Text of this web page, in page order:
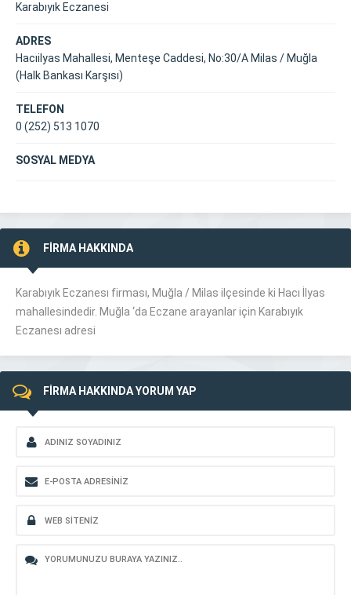
Karabıyık Eczanesi
ADRES
Hacıilyas Mahallesi, Menteşe Caddesi, No:30/A Milas / Muğla
(Halk Bankası Karşısı)
TELEFON
0 (252) 513 1070
SOSYAL MEDYA
FİRMA HAKKINDA
Karabıyık Eczanesı firması, Muğla / Milas ilçesinde ki Hacı İlyas
mahallesindedir. Muğla ‘da Eczane arayanlar için Karabıyık
Eczanesı adresi
FİRMA HAKKINDA YORUM YAP